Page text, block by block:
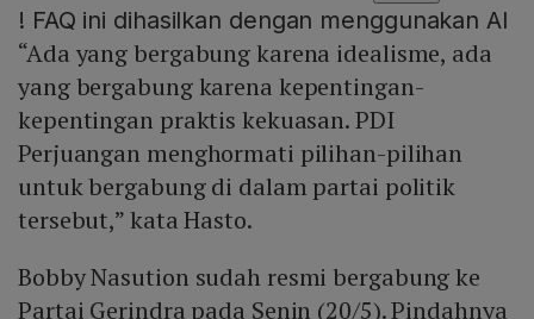
! FAQ ini dihasilkan dengan menggunakan AI
“Ada yang bergabung karena idealisme, ada
yang bergabung karena kepentingan-
kepentingan praktis kekuasan. PDI
Perjuangan menghormati pilihan-pilihan
untuk bergabung di dalam partai politik
tersebut,” kata Hasto.
Bobby Nasution sudah resmi bergabung ke
Partai Gerindra pada Senin (20/5). Pindahnya